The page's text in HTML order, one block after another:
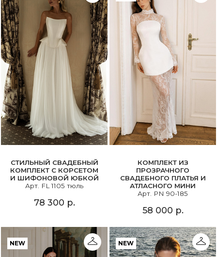
СТИЛЬНЫЙ СВАДЕБНЫЙ
КОМПЛЕКТ С КОРСЕТОМ
И ШИФОНОВОЙ ЮБКОЙ
Арт. FL 1105 тюль
78 300 р.
КОМПЛЕКТ ИЗ
ПРОЗРАЧНОГО
СВАДЕБНОГО ПЛАТЬЯ И
АТЛАСНОГО МИНИ
Арт. PN 90-185
58 000 р.
NEW NEW